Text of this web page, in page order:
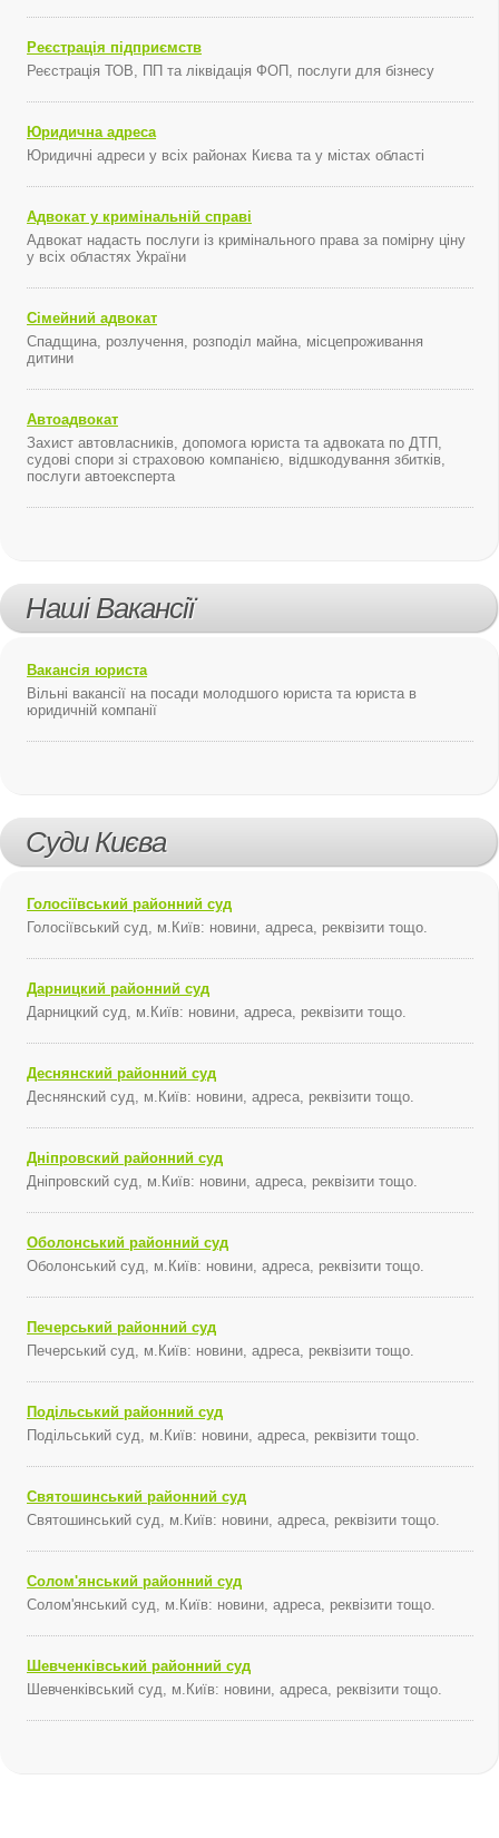
Реєстрація підприємств
Реєстрація ТОВ, ПП та ліквідація ФОП, послуги для бізнесу
Юридична адреса
Юридичні адреси у всіх районах Києва та у містах області
Адвокат у кримінальній справі
Адвокат надасть послуги із кримінального права за помірну ціну
у всіх областях України
Сімейний адвокат
Спадщина, розлучення, розподіл майна, місцепроживання
дитини
Автоадвокат
Захист автовласників, допомога юриста та адвоката по ДТП,
судові спори зі страховою компанією, відшкодування збитків,
послуги автоексперта
Наші Вакансії
Вакансія юриста
Вільні вакансії на посади молодшого юриста та юриста в
юридичній компанії
Суди Києва
Голосіївський районний суд
Голосіївський суд, м.Київ: новини, адреса, реквізити тощо.
Дарницкий районний суд
Дарницкий суд, м.Київ: новини, адреса, реквізити тощо.
Деснянский районний суд
Деснянский суд, м.Київ: новини, адреса, реквізити тощо.
Дніпровский районний суд
Дніпровский суд, м.Київ: новини, адреса, реквізити тощо.
Оболонський районний суд
Оболонський суд, м.Київ: новини, адреса, реквізити тощо.
Печерський районний суд
Печерський суд, м.Київ: новини, адреса, реквізити тощо.
Подільський районний суд
Подільський суд, м.Київ: новини, адреса, реквізити тощо.
Святошинський районний суд
Святошинський суд, м.Київ: новини, адреса, реквізити тощо.
Солом'янський районний суд
Солом'янський суд, м.Київ: новини, адреса, реквізити тощо.
Шевченківський районний суд
Шевченківський суд, м.Київ: новини, адреса, реквізити тощо.